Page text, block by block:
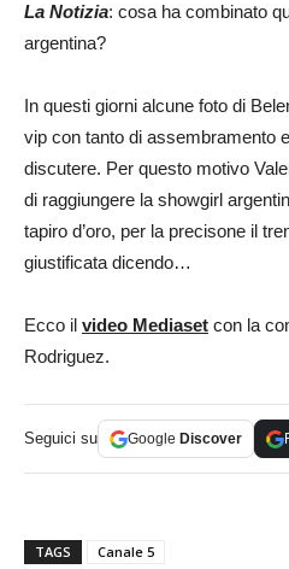
La Notizia: cosa ha combinato
argentina?
In questi giorni alcune foto di
vip con tanto di assembramento
discutere. Per questo motivo
di raggiungere la showgirl
tapiro d’oro, per la precisone il
giustificata dicendo…
Ecco il video Mediaset con la
Rodriguez.
Seguici su Google Discover
TAGS Canale 5